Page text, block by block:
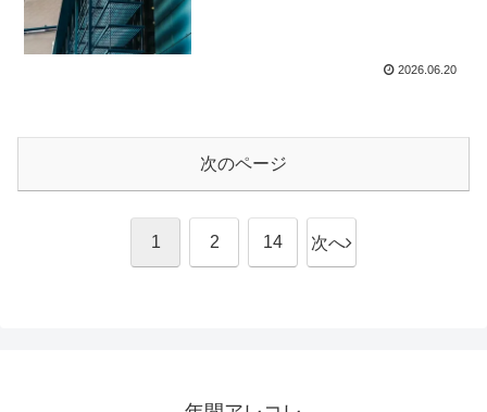
2026.06.20
次のページ
1 2 14 次へ